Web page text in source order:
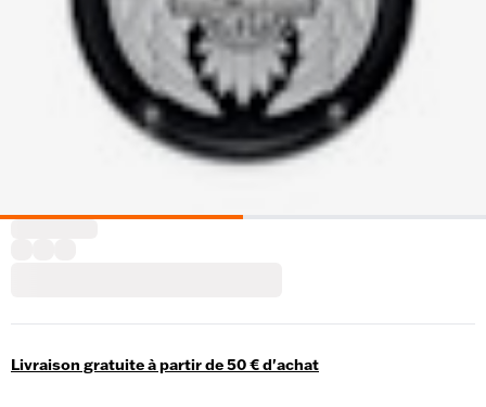
Livraison gratuite à partir de 50 € d'achat